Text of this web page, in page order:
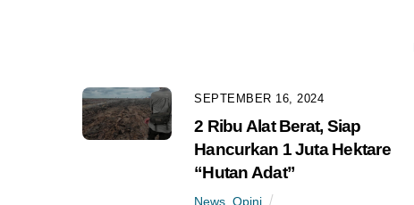
SEPTEMBER 16, 2024
2 Ribu Alat Berat, Siap
Hancurkan 1 Juta Hektare
“Hutan Adat”
News ,Opini